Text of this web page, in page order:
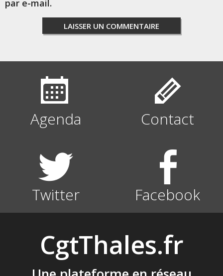
par e-mail.
Agenda Contact
Twitter Facebook
CgtThales.fr